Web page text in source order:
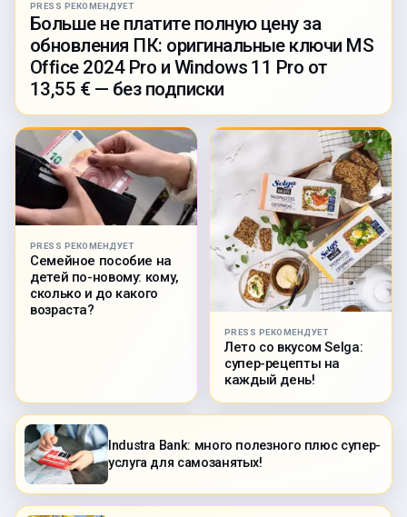
PRESS РЕКОМЕНДУЕТ
Больше не платите полную цену за
обновления ПК: оригинальные ключи MS
Office 2024 Pro и Windows 11 Pro от
13,55 € — без подписки
PRESS РЕКОМЕНДУЕТ
Семейное пособие на
детей по-новому: кому,
сколько и до какого
возраста?
PRESS РЕКОМЕНДУЕТ
Лето со вкусом Selga:
супер-рецепты на
каждый день!
Industra Bank: много полезного плюс супер-
услуга для самозанятых!